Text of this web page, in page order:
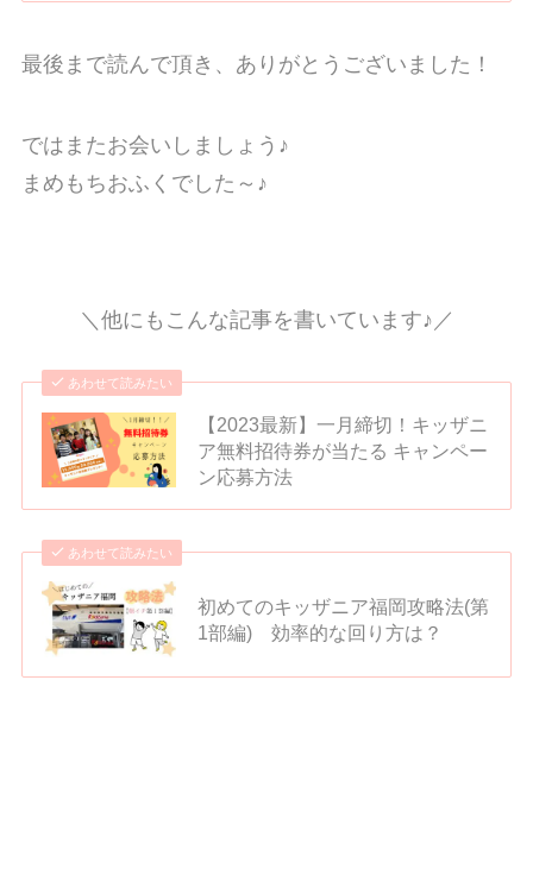
最後まで読んで頂き、ありがとうございました！
ではまたお会いしましょう♪
まめもちおふくでした～♪
＼他にもこんな記事を書いています♪／
あわせて読みたい
ン応募方法
あわせて読みたい
初めてのキッザニア福岡攻略法(第